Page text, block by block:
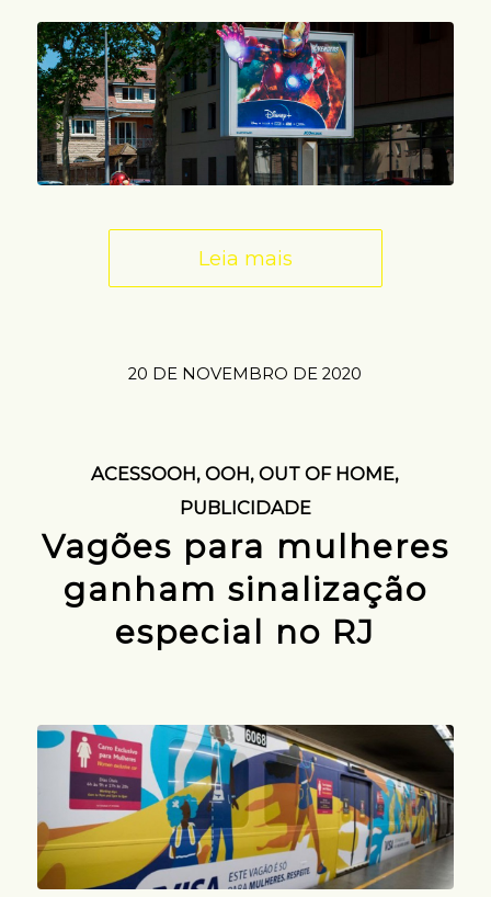
Leia mais
20 DE NOVEMBRO DE 2020
ACESSOOH,OOH,OUT OF HOME,
PUBLICIDADE
Vagões para mulheres
ganham sinalização
especial no RJ